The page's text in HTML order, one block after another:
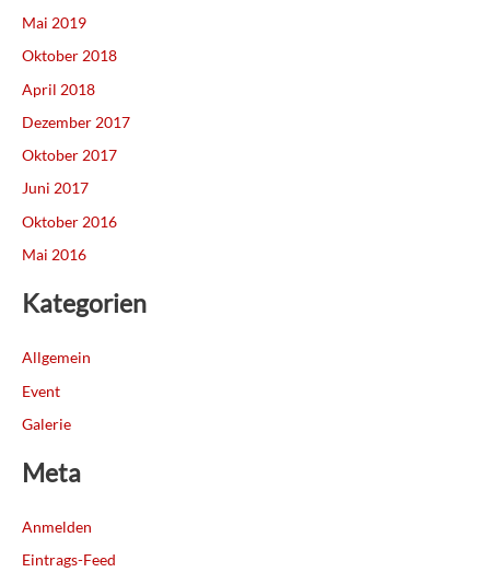
Mai 2019
Oktober 2018
April 2018
Dezember 2017
Oktober 2017
Juni 2017
Oktober 2016
Mai 2016
Kategorien
Allgemein
Event
Galerie
Meta
Anmelden
Eintrags-Feed